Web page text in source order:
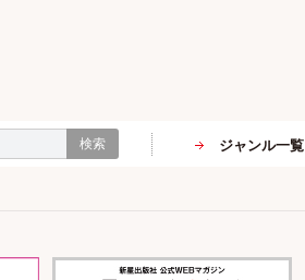
検索 ジャンル一覧